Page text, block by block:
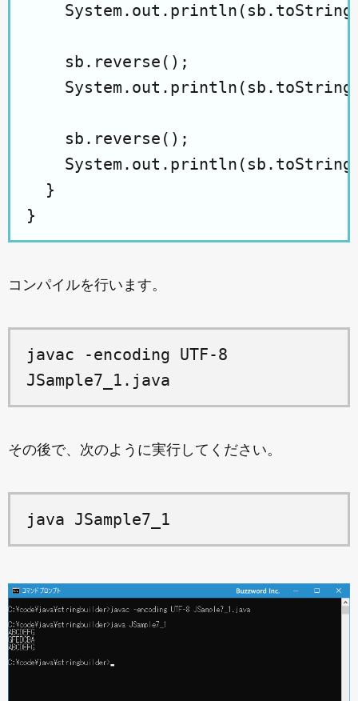
    sb.reverse();
    sb.reverse();
  }
コンパイルを行います。
javac -encoding UTF-8
JSample7_1.java
その後で、次のように実行してください。
java JSample7_1